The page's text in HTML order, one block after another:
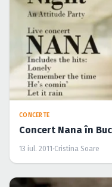
CONCERTE
Concert Nana în
13 iul. 2011 ·Cristina Soare